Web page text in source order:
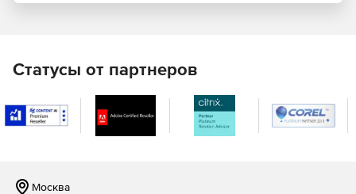
Статусы от партнеров
Москва